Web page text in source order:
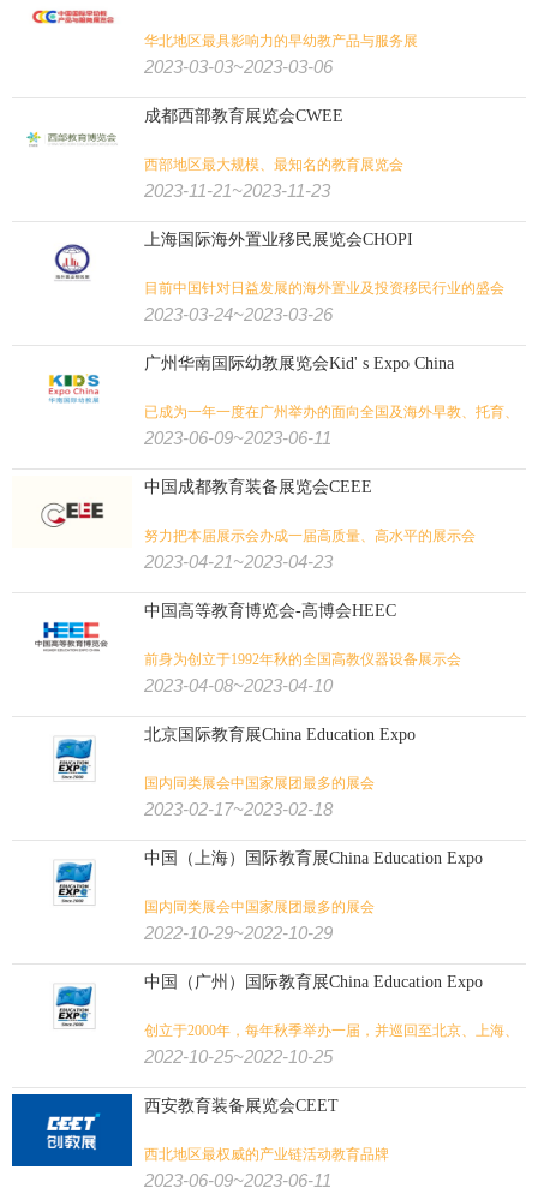
华北地区最具影响力的早幼教产品与服务展
2023-03-03~2023-03-06
成都西部教育展览会CWEE
西部地区最大规模、最知名的教育展览会
2023-11-21~2023-11-23
上海国际海外置业移民展览会CHOPI
目前中国针对日益发展的海外置业及投资移民行业的盛会
2023-03-24~2023-03-26
广州华南国际幼教展览会Kid' s Expo China
已成为一年一度在广州举办的面向全国及海外早教、托育、
学前教育领域的行业盛会
2023-06-09~2023-06-11
中国成都教育装备展览会CEEE
努力把本届展示会办成一届高质量、高水平的展示会
2023-04-21~2023-04-23
中国高等教育博览会-高博会HEEC
前身为创立于1992年秋的全国高教仪器设备展示会
2023-04-08~2023-04-10
北京国际教育展China Education Expo
国内同类展会中国家展团最多的展会
2023-02-17~2023-02-18
中国（上海）国际教育展China Education Expo
国内同类展会中国家展团最多的展会
2022-10-29~2022-10-29
中国（广州）国际教育展China Education Expo
创立于2000年，每年秋季举办一届，并巡回至北京、上海、
广州、成都等地
2022-10-25~2022-10-25
西安教育装备展览会CEET
西北地区最权威的产业链活动教育品牌
2023-06-09~2023-06-11